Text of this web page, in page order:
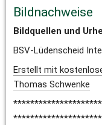
Bildnachweise
Bildquellen und
BSV-Lüdenscheid
Erstellt mit
Thomas Schwenke